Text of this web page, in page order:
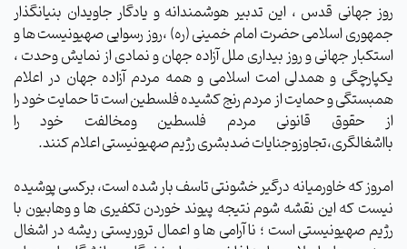
روز جهانی قدس ، این تدبیر هوشمندانه و یادگار جاویدان بنیانگذار
جمهوری اسلامی حضرت امام خمینی (ره) ،روز رسوایی صهیونیست ها و
استکبار جهانی و روز بیداری ملل آزاده جهان و نمادی از نمایش وحدت ،
یکپارچگی و همدلی امت اسلامی و همه مردم آزاده جهان در اعلام
همبستگی و حمایت از مردم رنج کشیده فلسطین است تا حمایت خود را
از حقوق قانونی مردم فلسطین ومخالفت خود را
بااشغالگری،تجاوزوجنایات ضدبشری رژیم صهیونیستی اعلام کنند.
امروز که خاورمیانه درگیر خشونتی تاسف بار شده است، برکسی پوشیده
نیست که این نقشه شوم نتیجه پیوند خوردن تکفیری ها و وهابیون با
رژیم صهیونیستی است ؛ ناآرامی ها و اعمال تروریستی ریشه در اشغال